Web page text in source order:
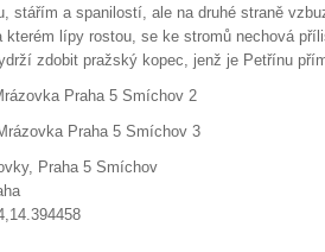
stářím a spanilostí, ale na druhé straně
kterém lípy rostou, se ke stromů nechová
zdobit pražský kopec, jenž je Petřínu
Praha 5 Smíchov